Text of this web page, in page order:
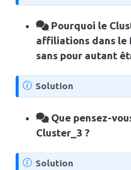
o
t
Pourquoi le
affiliations dans
sans pour autant
N
o
t
Solution
Que pensez-
Cluster_3 ?
N
Solution